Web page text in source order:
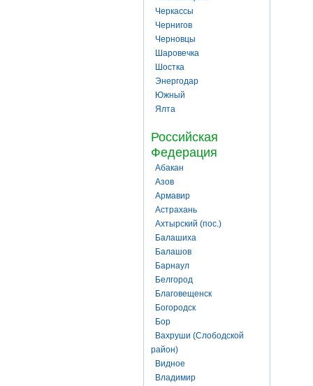
Черкассы
Чернигов
Черновцы
Шаровечка
Шостка
Энергодар
Южный
Ялта
Российская
Федерация
Абакан
Азов
Армавир
Астрахань
Ахтырский (пос.)
Балашиха
Балашов
Барнаул
Белгород
Благовещенск
Богородск
Бор
Вахруши (Слободской
район)
Видное
Владимир